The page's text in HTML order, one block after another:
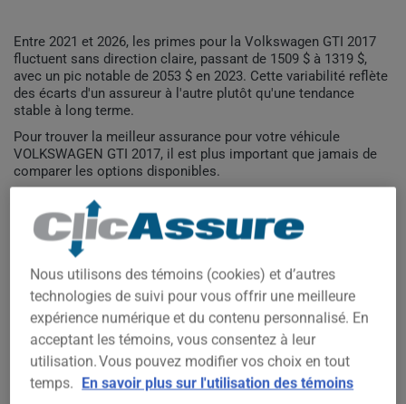
Entre 2021 et 2026, les primes pour la Volkswagen GTI 2017
fluctuent sans direction claire, passant de 1509 $ à 1319 $,
avec un pic notable de 2053 $ en 2023. Cette variabilité reflète
des écarts d'un assureur à l'autre plutôt qu'une tendance
stable à long terme.
Pour trouver la meilleur assurance pour votre véhicule
VOLKSWAGEN GTI 2017, il est plus important que jamais de
comparer les options disponibles.
1 600$
1 800$
2 000$
Nous utilisons des témoins (cookies) et d’autres
technologies de suivi pour vous offrir une meilleure
expérience numérique et du contenu personnalisé. En
acceptant les témoins, vous consentez à leur
utilisation. Vous pouvez modifier vos choix en tout
temps. En savoir plus sur l'utilisation des témoins